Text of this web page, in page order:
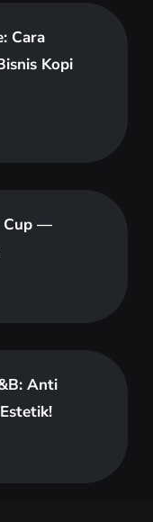
Cara
Kopi
Cup —
Anti